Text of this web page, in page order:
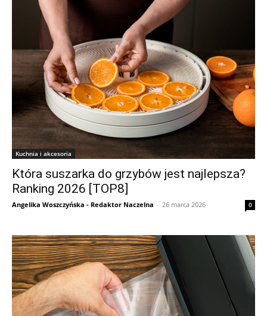
Kuchnia i akcesoria
Która suszarka do grzybów jest najlepsza?
Ranking 2026 [TOP8]
Angelika Woszczyńska - Redaktor Naczelna - 26 marca 2026 0